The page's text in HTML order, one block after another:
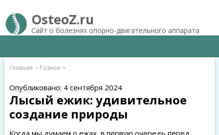
OsteoZ.ru
Сайт о болезнях опорно-двигательного аппарата
Главная Разное
Опубликовано: 4 сентября 2024
Лысый ежик: удивительное
создание природы
Когда мы думаем о ежах, в первую очередь перед